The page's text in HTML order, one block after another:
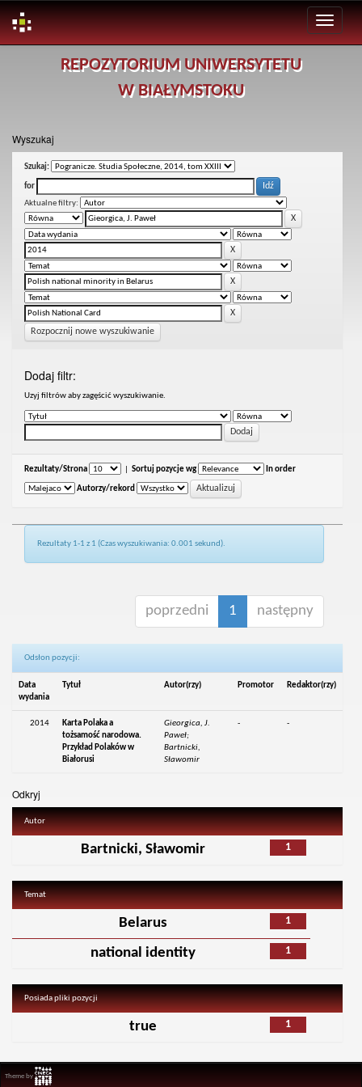
REPOZYTORIUM UNIWERSYTETU
W BIAŁYMSTOKU
Wyszukaj
Szukaj:
for
Aktualne filtry:
Rozpocznij nowe wyszukiwanie
Dodaj filtr:
Uzyj filtrów aby zagęścić wyszukiwanie.
Rezultaty/Strona Sortuj pozycje wg In order
Autorzy/rekord
Rezultaty 1-1 z 1 (Czas wyszukiwania: 0.001 sekund).
poprzedni 1 następny
Odsłon pozycji:
Data
wydania
Tytuł Autor(rzy) Promotor Redaktor(rzy)
2014
Karta Polaka a
tożsamość narodowa.
Przykład Polaków w
Białorusi
Gieorgica, J.
Paweł;
Bartnicki,
Sławomir
- -
Odkryj
Autor
1
Bartnicki, Sławomir
Temat
1
Belarus
1
national identity
Posiada pliki pozycji
1
true
Theme by